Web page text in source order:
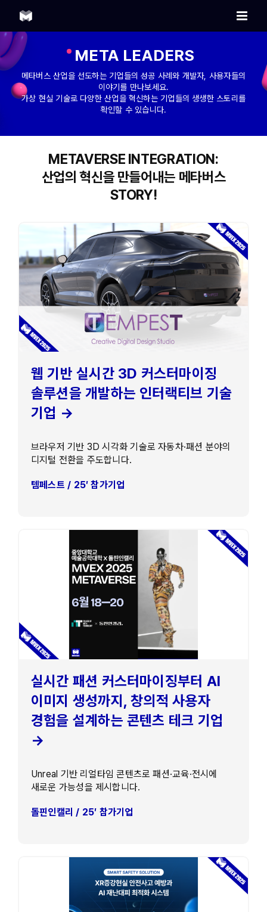
content
META LEADERS
메타버스 산업을 선도하는 기업들의 성공 사례와 개발자, 사용자들의
이야기를 만나보세요.
가상 현실 기술로 다양한 산업을 혁신하는 기업들의 생생한 스토리를
확인할 수 있습니다.
METAVERSE INTEGRATION:
산업의 혁신을 만들어내는 메타버스
STORY!
웹 기반 실시간 3D 커스터마이징
솔루션을 개발하는 인터랙티브 기술
기업 →
브라우저 기반 3D 시각화 기술로 자동차·패션 분야의
디지털 전환을 주도합니다.
템페스트 / 25′ 참가기업
실시간 패션 커스터마이징부터 AI
이미지 생성까지, 창의적 사용자
경험을 설계하는 콘텐츠 테크 기업
→
Unreal 기반 리얼타임 콘텐츠로 패션·교육·전시에
새로운 가능성을 제시합니다.
돌핀인캘리 / 25′ 참가기업